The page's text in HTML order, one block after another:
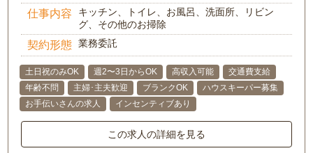
仕事内容
キッチン、トイレ、お風呂、洗面所、リビン
グ、その他のお掃除
契約形態 業務委託
土日祝のみOK 週2〜3日からOK 高収入可能
交通費支給
年齢不問
主婦･主夫歓迎 ブランクOK
ハウスキーパー募集
お手伝いさんの求人
インセンティブあり
この求人の詳細を見る